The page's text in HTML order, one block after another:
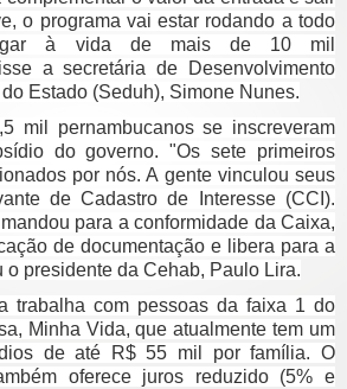
o programa vai estar rodando a todo
à vida de mais de 10 mil
a secretária de Desenvolvimento
Estado (Seduh), Simone Nunes.
mil pernambucanos se inscreveram
do governo. "Os sete primeiros
por nós. A gente vinculou seus
de Cadastro de Interesse (CCI).
para a conformidade da Caixa,
de documentação e libera para a
o presidente da Cehab, Paulo Lira.
trabalha com pessoas da faixa 1 do
Minha Vida, que atualmente tem um
de até R$ 55 mil por família. O
oferece juros reduzido (5% e